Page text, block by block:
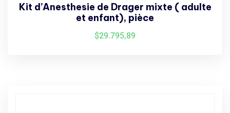
Kit d’Anesthesie de Drager mixte ( adulte
et enfant), pièce
$29.795,89